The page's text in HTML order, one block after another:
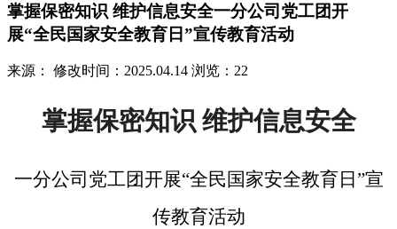
掌握保密知识 维护信息安全一分公司党工团开
展“全民国家安全教育日”宣传教育活动
来源： 修改时间：2025.04.14 浏览：22
掌握保密知识 维护信息安全
一分公司党工团开展“全民国家安全教育日”宣
传教育活动